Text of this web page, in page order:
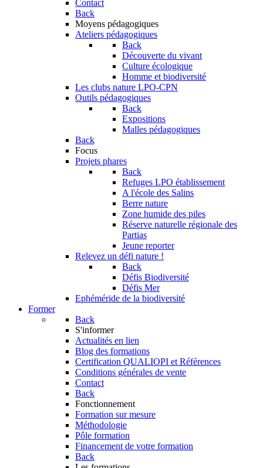
Contact
Back
Moyens pédagogiques
Ateliers pédagogiques
Back
Découverte du vivant
Culture écologique
Homme et biodiversité
Les clubs nature LPO-CPN
Outils pédagogiques
Back
Expositions
Malles pédagogiques
Back
Focus
Projets phares
Back
Refuges LPO établissement
A l'école des Salins
Berre nature
Zone humide des piles
Réserve naturelle régionale des
Partias
Jeune reporter
Relevez un défi nature !
Back
Défis Biodiversité
Défis Mer
Ephéméride de la biodiversité
Former
Back
S'informer
Actualités en lien
Blog des formations
Certification QUALIOPI et Références
Conditions générales de vente
Contact
Back
Fonctionnement
Formation sur mesure
Méthodologie
Pôle formation
Financement de votre formation
Back